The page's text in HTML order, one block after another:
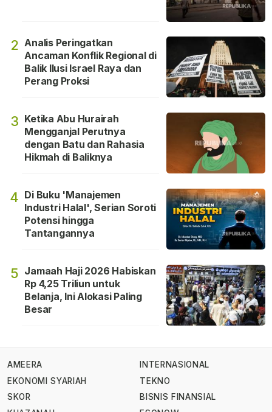
2 Analis Peringatkan
Ancaman Konflik Regional di
Balik Ilusi Israel Raya dan
Perang Proksi
3 Ketika Abu Hurairah
Mengganjal Perutnya
dengan Batu dan Rahasia
Hikmah di Baliknya
4 Di Buku 'Manajemen
Industri Halal', Serian Soroti
Potensi hingga
Tantangannya
5 Jamaah Haji 2026 Habiskan
Rp 4,25 Triliun untuk
Belanja, Ini Alokasi Paling
Besar
AMEERA
EKONOMI SYARIAH
SKOR
INTERNASIONAL
TEKNO
BISNIS FINANSIAL